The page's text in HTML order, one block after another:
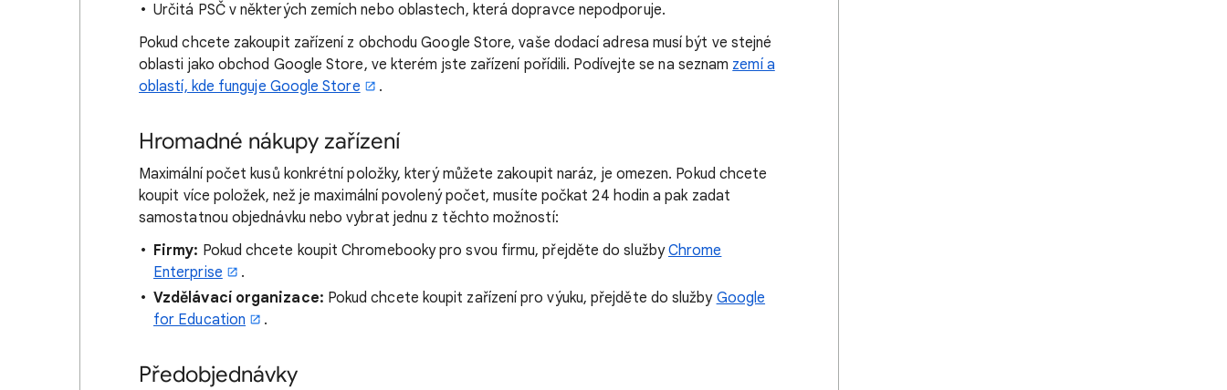
Určitá PSČ v některých zemích nebo oblastech, která dopravce nepodporuje.
Pokud chcete zakoupit zařízení z obchodu Google Store, vaše dodací adresa musí být ve stejné
oblasti jako obchod Google Store, ve kterém jste zařízení pořídili. Podívejte se na seznam zemí a
oblastí, kde funguje Google Store
.
Hromadné nákupy zařízení
Maximální počet kusů konkrétní položky, který můžete zakoupit naráz, je omezen. Pokud chcete
koupit více položek, než je maximální povolený počet, musíte počkat 24 hodin a pak zadat
samostatnou objednávku nebo vybrat jednu z těchto možností:
Firmy: Pokud chcete koupit Chromebooky pro svou firmu, přejděte do službyChrome
Enterprise
.
Vzdělávací organizace: Pokud chcete koupit zařízení pro výuku, přejděte do služby Google
for Education
.
Předobjednávky